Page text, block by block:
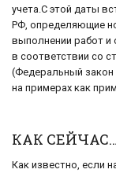
учета.С этой даты
РФ, определяющие
выполнении работ и
в соответствии со
(Федеральный
на примерах как
КАК СЕЙЧАС…
Как известно, если